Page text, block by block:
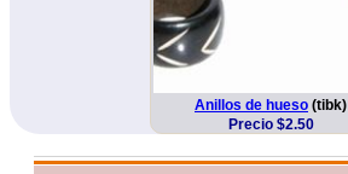
Anillos de hueso (tibk)
Precio $2.50